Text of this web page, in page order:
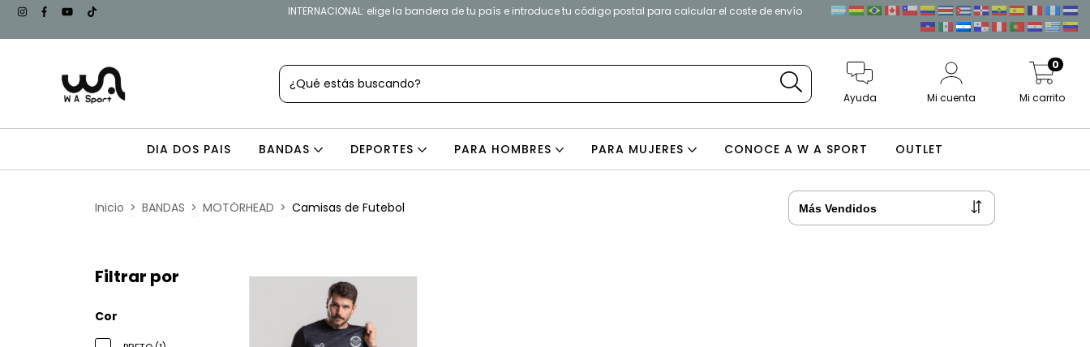
INTERNACIONAL: elige la bandera de tu país e introduce tu código postal para calcular el coste de envío
Ayuda Mi cuenta Mi carrito
0
DIA DOS PAIS BANDAS DEPORTES PARA HOMBRES PARA MUJERES CONOCE A W A SPORT OUTLET
Inicio > BANDAS > MOTÖRHEAD > Camisas de Futebol
Filtrar por
Cor